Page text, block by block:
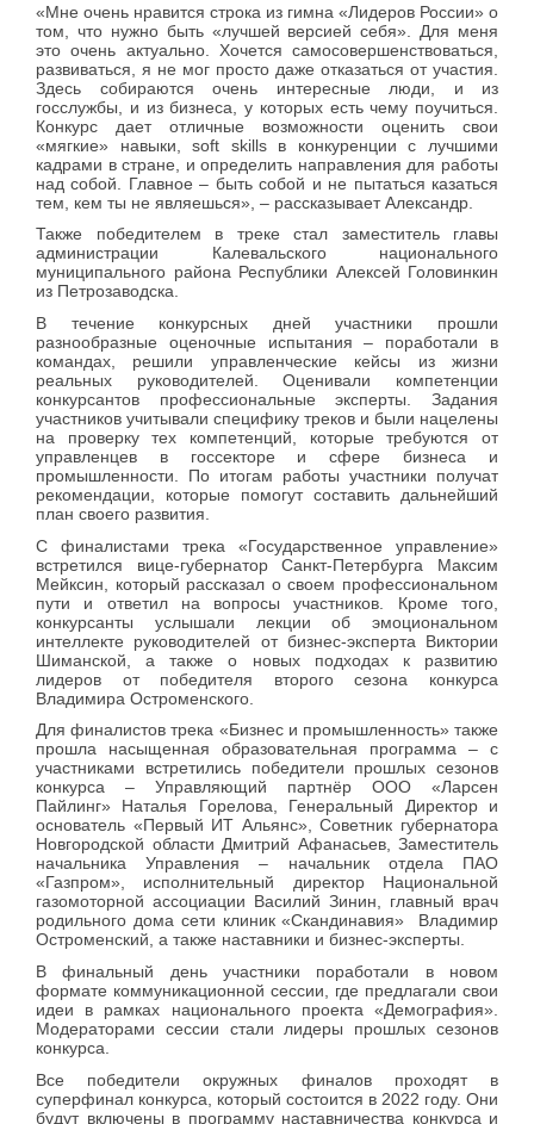
«Мне очень нравится строка из гимна «Лидеров России» о
том, что нужно быть «лучшей версией себя». Для меня
это очень актуально. Хочется самосовершенствоваться,
развиваться, я не мог просто даже отказаться от участия.
Здесь собираются очень интересные люди, и из
госслужбы, и из бизнеса, у которых есть чему поучиться.
Конкурс дает отличные возможности оценить свои
«мягкие» навыки, soft skills в конкуренции с лучшими
кадрами в стране, и определить направления для работы
над собой. Главное – быть собой и не пытаться казаться
тем, кем ты не являешься», – рассказывает Александр.
Также победителем в треке стал заместитель главы
администрации Калевальского национального
муниципального района Республики Алексей Головинкин
из Петрозаводска.
В течение конкурсных дней участники прошли
разнообразные оценочные испытания – поработали в
командах, решили управленческие кейсы из жизни
реальных руководителей. Оценивали компетенции
конкурсантов профессиональные эксперты. Задания
участников учитывали специфику треков и были нацелены
на проверку тех компетенций, которые требуются от
управленцев в госсекторе и сфере бизнеса и
промышленности. По итогам работы участники получат
рекомендации, которые помогут составить дальнейший
план своего развития.
С финалистами трека «Государственное управление»
встретился вице-губернатор Санкт-Петербурга Максим
Мейксин, который рассказал о своем профессиональном
пути и ответил на вопросы участников. Кроме того,
конкурсанты услышали лекции об эмоциональном
интеллекте руководителей от бизнес-эксперта Виктории
Шиманской, а также о новых подходах к развитию
лидеров от победителя второго сезона конкурса
Владимира Остроменского.
Для финалистов трека «Бизнес и промышленность» также
прошла насыщенная образовательная программа – с
участниками встретились победители прошлых сезонов
конкурса – Управляющий партнёр ООО «Ларсен
Пайлинг» Наталья Горелова, Генеральный Директор и
основатель «Первый ИТ Альянс», Советник губернатора
Новгородской области Дмитрий Афанасьев, Заместитель
начальника Управления – начальник отдела ПАО
«Газпром», исполнительный директор Национальной
газомоторной ассоциации Василий Зинин, главный врач
родильного дома сети клиник «Скандинавия» Владимир
Остроменский, а также наставники и бизнес-эксперты.
В финальный день участники поработали в новом
формате коммуникационной сессии, где предлагали свои
идеи в рамках национального проекта «Демография».
Модераторами сессии стали лидеры прошлых сезонов
конкурса.
Все победители окружных финалов проходят в
суперфинал конкурса, который состоится в 2022 году. Они
будут включены в программу наставничества конкурса и